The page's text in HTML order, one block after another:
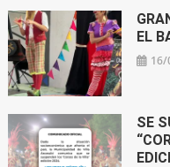
EL
16/
SE